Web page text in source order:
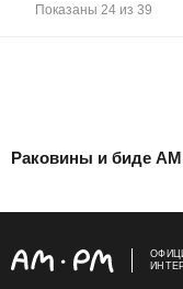
Показаны 24 из 39
Раковины и биде